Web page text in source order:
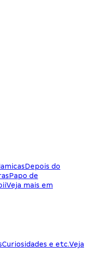
Depois do
Papo de
Veja mais em
Curiosidades e etc.Veja